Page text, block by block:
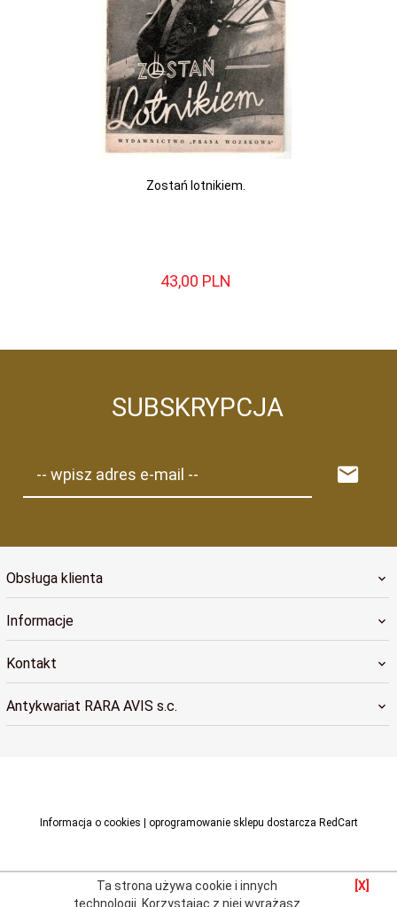
Zostań lotnikiem.
43,00 PLN
SUBSKRYPCJA
-- wpisz adres e-mail --
Obsługa klienta
Informacje
Kontakt
Antykwariat RARA AVIS s.c.
Informacja o cookies | oprogramowanie sklepu dostarcza RedCart
Ta strona używa cookie i innych
technologii. Korzystając z niej wyrażasz
[X]